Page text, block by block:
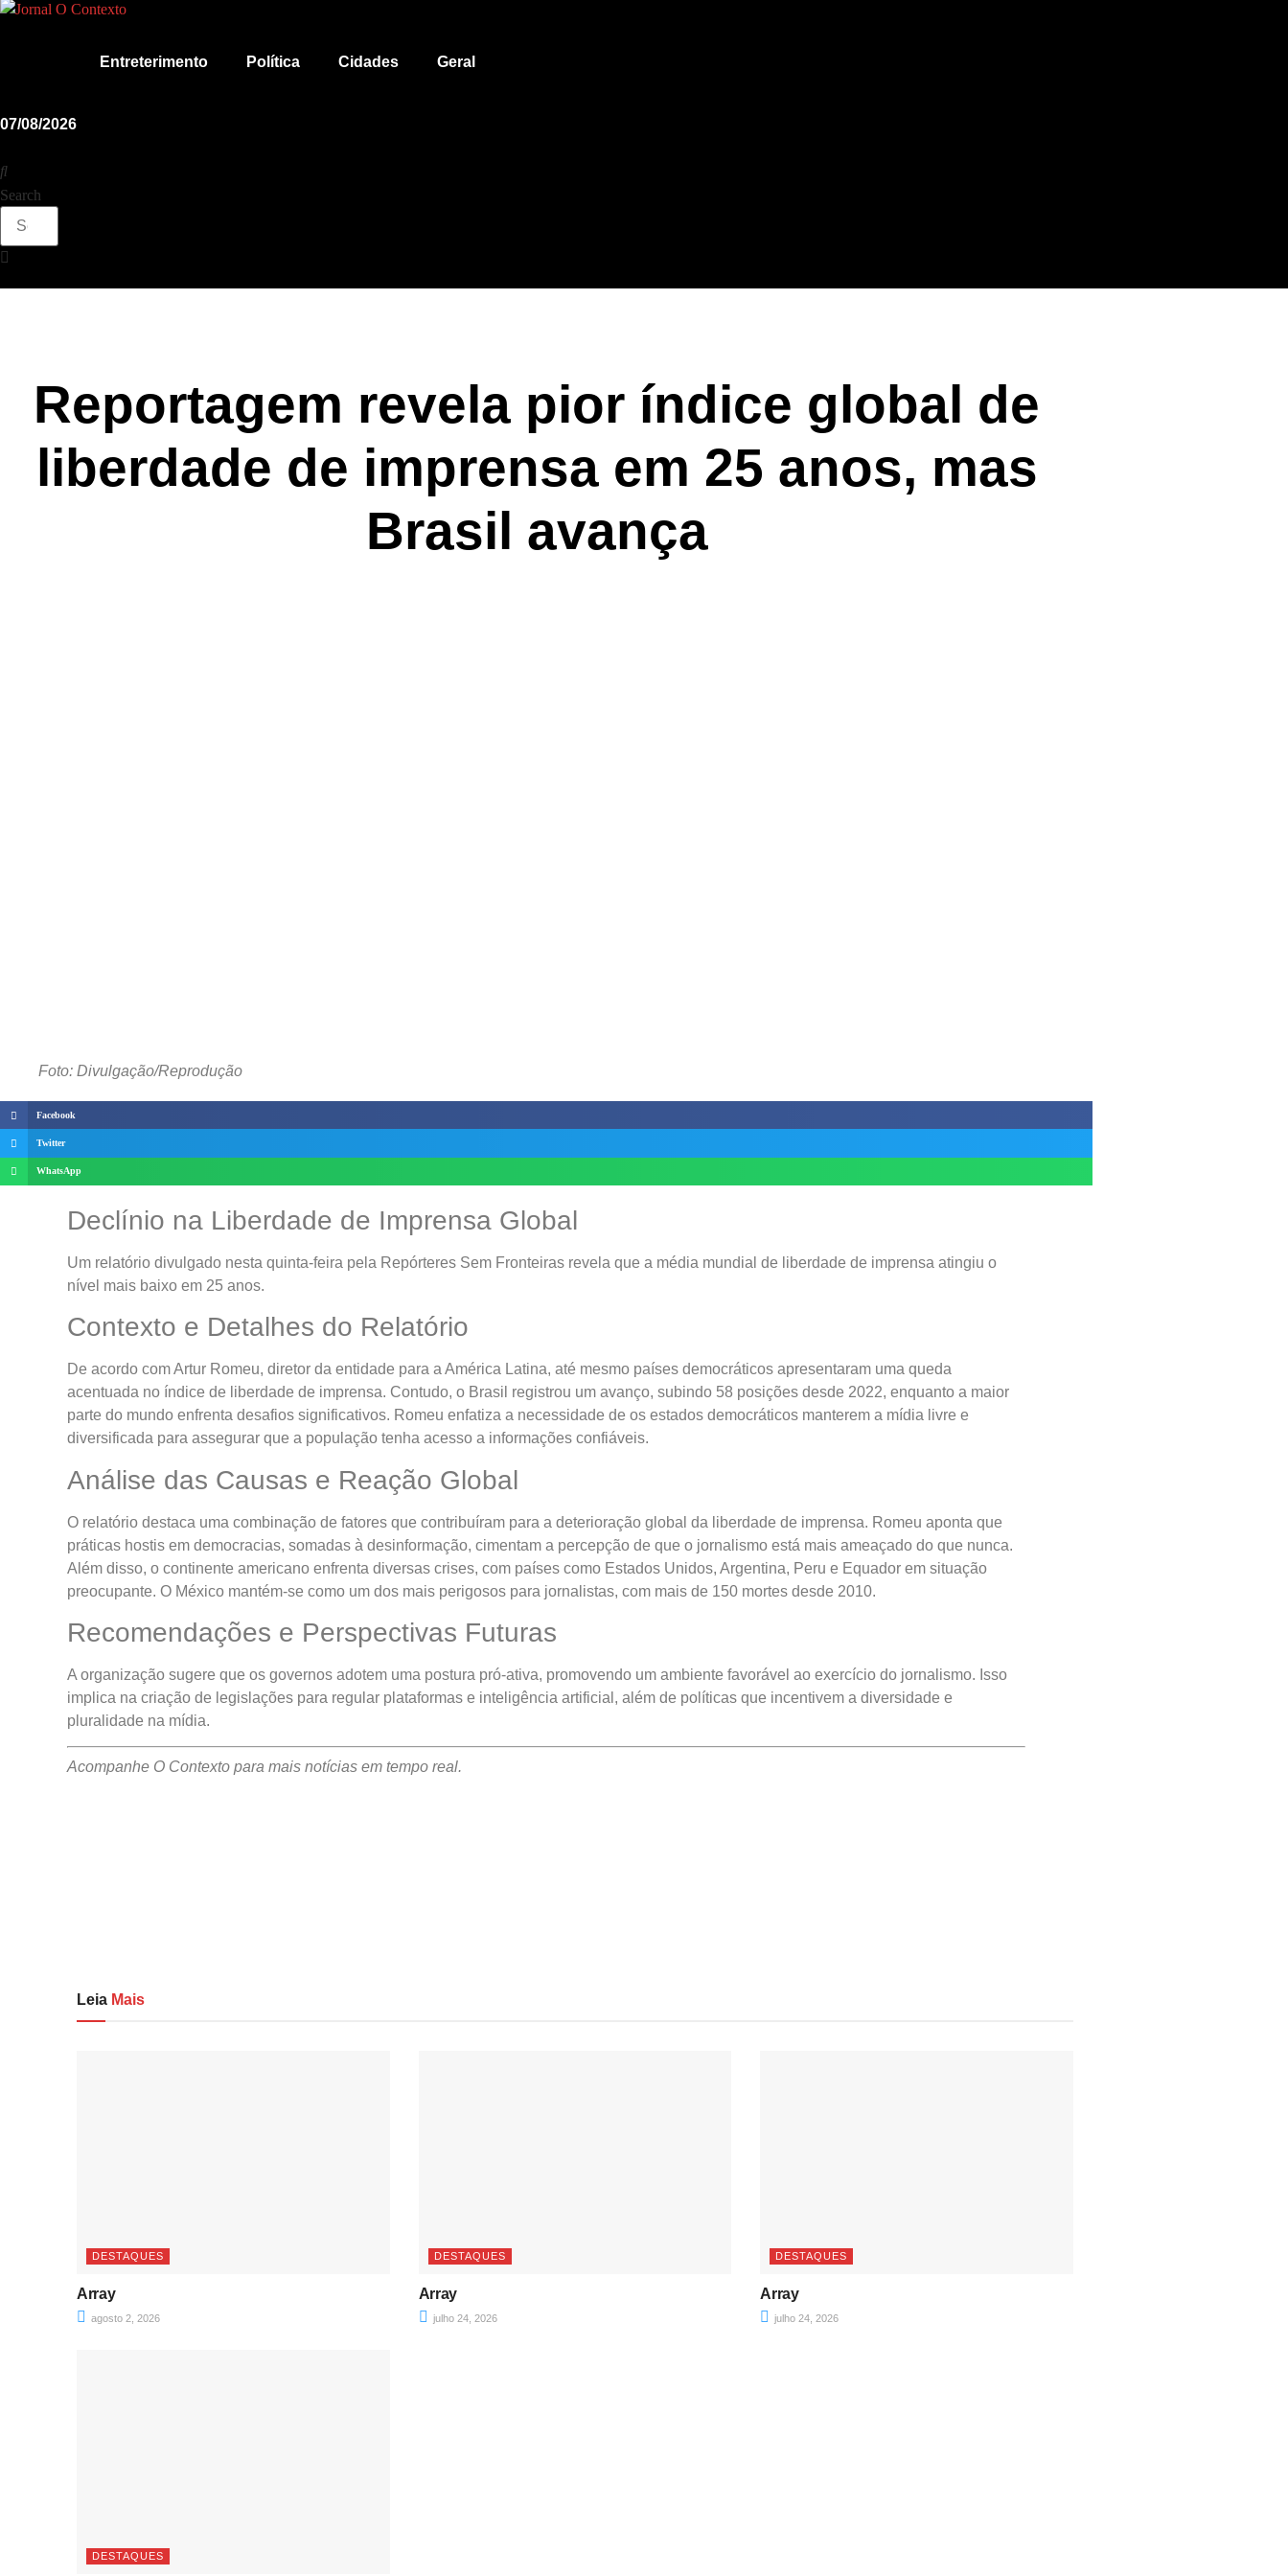
Ir
Entreterimento Política Cidades Geral
07/08/2026
Search
Reportagem revela pior índice global de
liberdade de imprensa em 25 anos, mas
Brasil avança
Foto: Divulgação/Reprodução
Facebook
Twitter
WhatsApp
Declínio na Liberdade de Imprensa Global
Um relatório divulgado nesta quinta-feira pela Repórteres Sem Fronteiras revela que a média mundial de liberdade de imprensa atingiu o
nível mais baixo em 25 anos.
Contexto e Detalhes do Relatório
De acordo com Artur Romeu, diretor da entidade para a América Latina, até mesmo países democráticos apresentaram uma queda
acentuada no índice de liberdade de imprensa. Contudo, o Brasil registrou um avanço, subindo 58 posições desde 2022, enquanto a maior
parte do mundo enfrenta desafios significativos. Romeu enfatiza a necessidade de os estados democráticos manterem a mídia livre e
diversificada para assegurar que a população tenha acesso a informações confiáveis.
Análise das Causas e Reação Global
O relatório destaca uma combinação de fatores que contribuíram para a deterioração global da liberdade de imprensa. Romeu aponta que
práticas hostis em democracias, somadas à desinformação, cimentam a percepção de que o jornalismo está mais ameaçado do que nunca.
Além disso, o continente americano enfrenta diversas crises, com países como Estados Unidos, Argentina, Peru e Equador em situação
preocupante. O México mantém-se como um dos mais perigosos para jornalistas, com mais de 150 mortes desde 2010.
Recomendações e Perspectivas Futuras
A organização sugere que os governos adotem uma postura pró-ativa, promovendo um ambiente favorável ao exercício do jornalismo. Isso
implica na criação de legislações para regular plataformas e inteligência artificial, além de políticas que incentivem a diversidade e
pluralidade na mídia.
Acompanhe O Contexto para mais notícias em tempo real.
Leia Mais
DESTAQUES
Array
agosto 2, 2026
DESTAQUES
Array
julho 24, 2026
DESTAQUES
Array
julho 24, 2026
DESTAQUES